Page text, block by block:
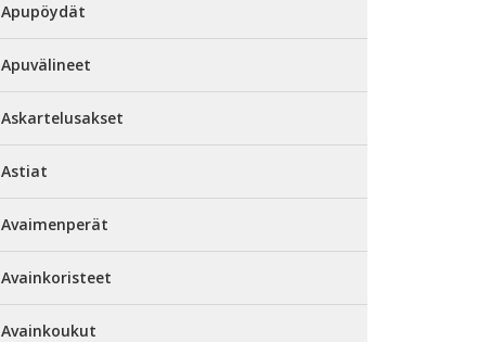
Apupöydät
Apuvälineet
Askartelusakset
Astiat
Avaimenperät
Avainkoristeet
Avainkoukut